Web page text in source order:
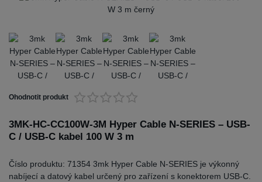
Ohodnotit produkt
3MK-HC-CC100W-3M Hyper Cable N-SERIES – USB-
C / USB-C kabel 100 W 3 m
Číslo produktu: 71354 3mk Hyper Cable N-SERIES je výkonný
nabíjecí a datový kabel určený pro zařízení s konektorem USB-C.